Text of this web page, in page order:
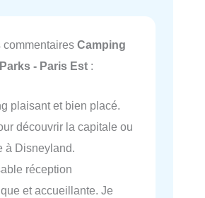
commentaires Camping
- Paris Est :
plaisant et bien placé.
découvrir la capitale ou
à Disneyland.
réception
et accueillante. Je